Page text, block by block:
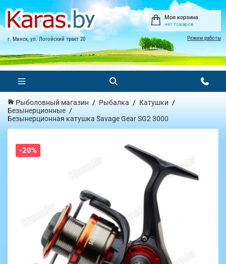
г. Минск, ул. Логойский тракт 20
Моя корзина
нет товаров
Режим работы
Рыболовный магазин Рыбалка
Катушки
Безынерционные
Безынерционная катушка Savage Gear SG2 3000
-20%